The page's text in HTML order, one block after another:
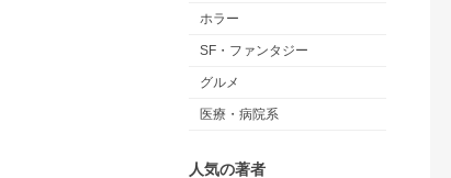
ホラー
SF・ファンタジー
グルメ
医療・病院系
人気の著者